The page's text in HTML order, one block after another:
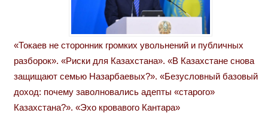
«Токаев не сторонник громких увольнений и публичных
разборок». «Риски для Казахстана». «В Казахстане снова
защищают семью Назарбаевых?». «Безусловный базовый
доход: почему заволновались адепты «старого»
Казахстана?». «Эхо кровавого Кантара»